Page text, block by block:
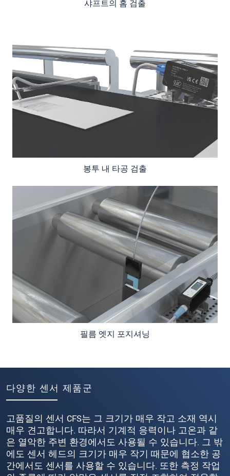
샤프트의 홈 검출
봉투 내 타공 검출
필름 엣지 포지셔닝
다양한 센서 제품군
고품질의 센서 CFS는 그 크기가 매우 작고 소재 역시
매우 견고합니다. 따라서 기계적 응력이나 고온과 같
은 열악한 주변 환경에서도 사용될 수 있습니다. 그 밖
에도 센서 헤드의 크기가 매우 작기 때문에 협소한 공
간에서도 센서를 사용할 수 있습니다. 또한 측정 작업